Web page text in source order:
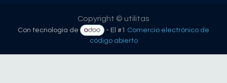
Copyright © utilitas
Con tecnología de - El #1 Comercio electrónico de
código abierto